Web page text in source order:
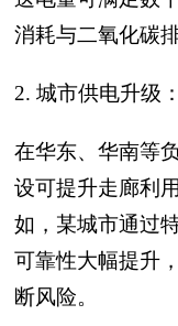
消耗与二氧化碳排
2. 城市供电升级
在华东、华南等
设可提升走廊利
如，某城市通过
可靠性大幅提升
断风险。